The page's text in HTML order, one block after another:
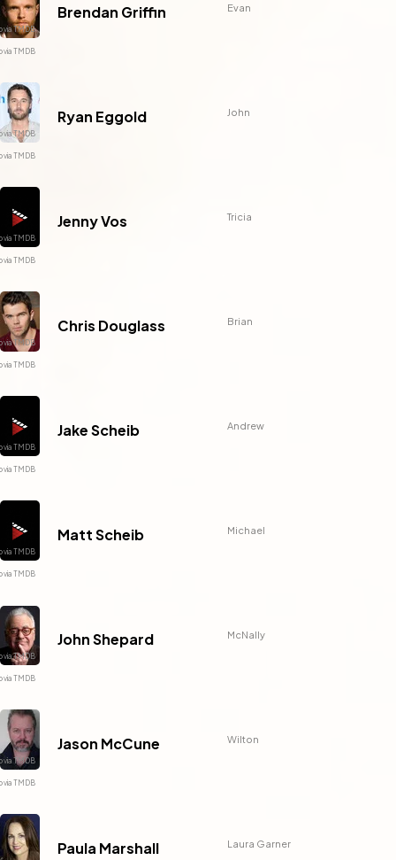
Brendan Griffin Evan
Ryan Eggold John
Jenny Vos Tricia
Chris Douglass Brian
Jake Scheib Andrew
Matt Scheib Michael
John Shepard McNally
Jason McCune Wilton
Paula Marshall Laura Garner